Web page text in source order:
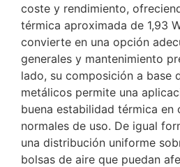
coste y rendimiento,
térmica aproximada de 1,93
convierte en una opción
generales y mantenimiento
lado, su composición a base
metálicos permite una
buena estabilidad térmica en
normales de uso. De igual
una distribución uniforme
bolsas de aire que puedan